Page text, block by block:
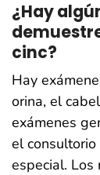
¿Hay
cinc?
Hay
orina, el
exámenes
el
especial. Los